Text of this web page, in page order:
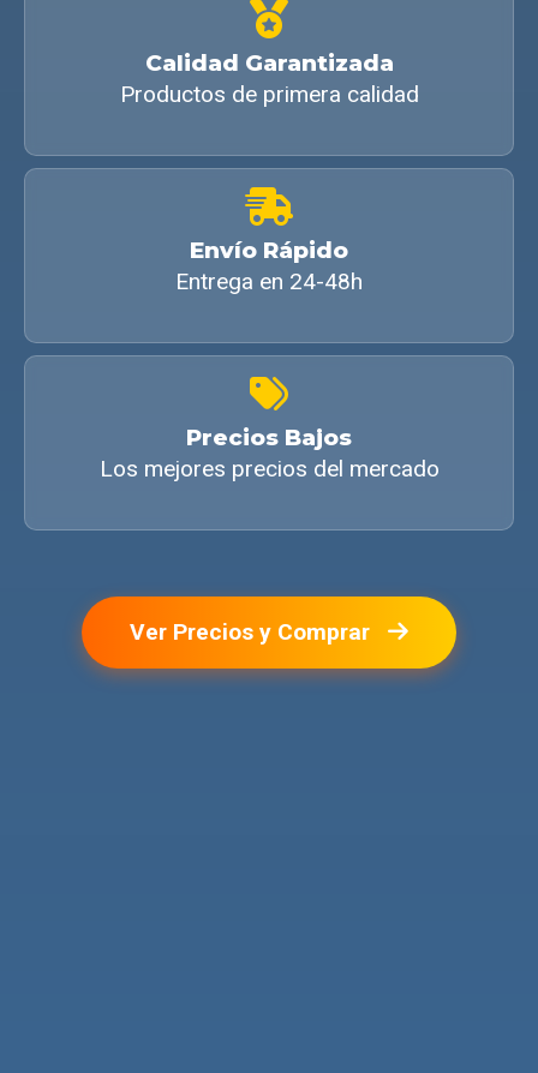
Calidad Garantizada
Productos de primera calidad
Envío Rápido
Entrega en 24-48h
Precios Bajos
Los mejores precios del mercado
Ver Precios y Comprar